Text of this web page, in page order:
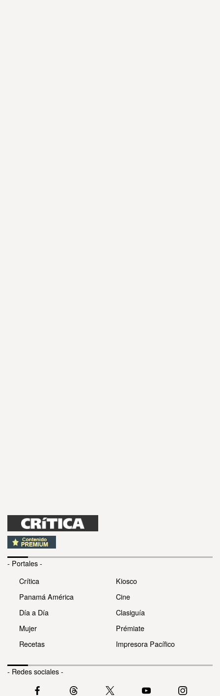
- Portales -
Crítica
Panamá América
Día a Día
Mujer
Recetas
Kiosco
Cine
Clasiguía
Prémiate
Impresora Pacífico
- Redes sociales -